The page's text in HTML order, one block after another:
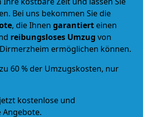
Bei uns bekommen Sie die
, die Ihnen garantiert einen
reibungsloses Umzug von
ermöglichen können.
60 % der Umzugskosten, nur
kostenlose und